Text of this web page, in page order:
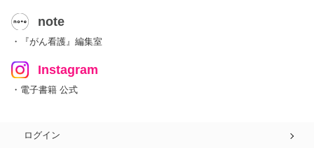
note
・『がん看護』編集室
Instagram
・電子書籍 公式
ログイン